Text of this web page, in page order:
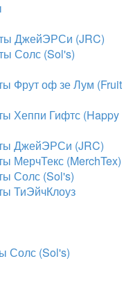
ДжейЭРСи (JRC)
Солс (Sol's)
Фрут оф зе Лум (Fruit
Хеппи Гифтс (Happy
ДжейЭРСи (JRC)
МерчТекс (MerchTex)
Солс (Sol's)
ТиЭйчКлоуз
Солс (Sol's)